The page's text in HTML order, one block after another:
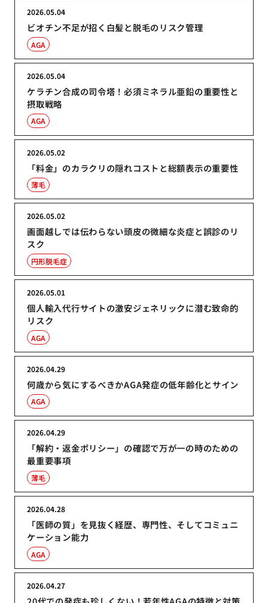
ビオチン不足が招く白髪と脱毛のリスク管理
2026.05.04
AGA
ケラチン合成の司令塔！必須ミネラル亜鉛の重要性と
摂取戦略
2026.05.04
AGA
「料金」のカラクリの隠れコストと総額表示の重要性
2026.05.02
薄毛
画面越しでは伝わらない頭皮の微細な炎症と誤診のリ
スク
2026.05.02
円形脱毛症
個人輸入代行サイトの激安ジェネリックに潜む致命的
リスク
2026.05.01
AGA
何歳から気にするべきかAGA発症の低年齢化とサイン
2026.04.29
AGA
「解約・返金ポリシー」の確認で万が一の時のための
最重要事項
2026.04.29
薄毛
「医師の質」を見抜く経歴、専門性、そしてコミュニ
ケーション能力
2026.04.28
AGA
2026.04.27